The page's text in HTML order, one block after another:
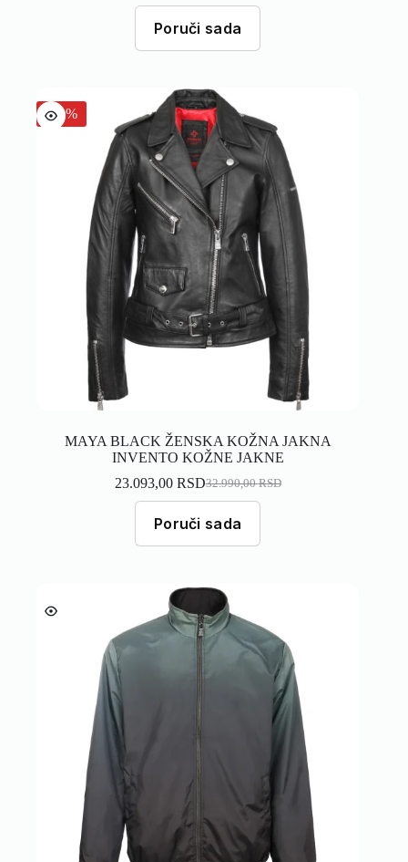
Poruči sada
-30%
MAYA BLACK ŽENSKA KOŽNA JAKNA
INVENTO KOŽNE JAKNE
32.990,00RSD
23.093,00 RSD
Poruči sada